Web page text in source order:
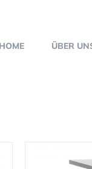
HOME ÜBER